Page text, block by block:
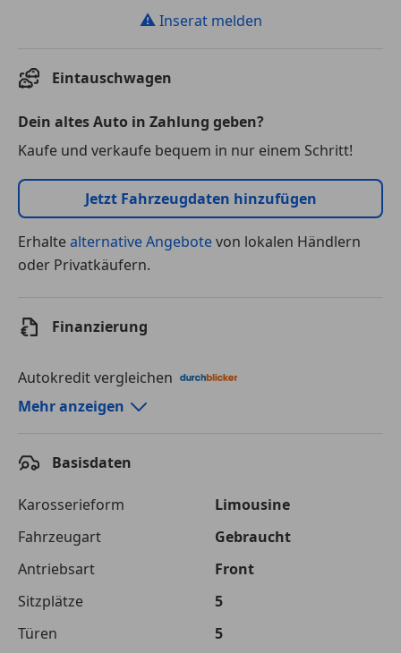
⚠ Inserat melden
Eintauschwagen
Dein altes Auto in Zahlung geben?
Kaufe und verkaufe bequem in nur einem Schritt!
Jetzt Fahrzeugdaten hinzufügen
Erhaltealternative Angebotevon lokalen Händlern
oder Privatkäufern.
Finanzierung
Autokredit vergleichen
Autokredit-Rechner von durchblicker.at
Laufzeit
120 Monate
Kreditbetrag
€ 24 900,-
Zu zahlender
Gesamtbetrag
€ 35 080,-
Mehr anzeigen
Basisdaten
Karosserieform
Limousine
Fahrzeugart
Gebraucht
Antriebsart
Front
Sitzplätze
5
Türen
5